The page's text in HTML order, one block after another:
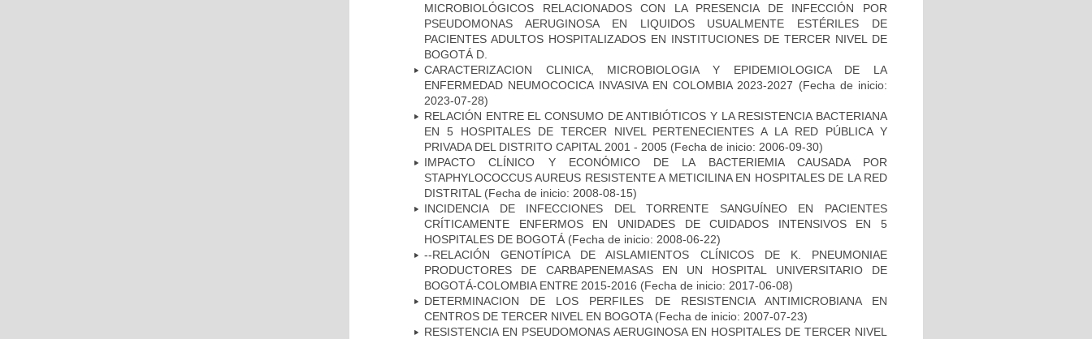
MICROBIOLÓGICOS RELACIONADOS CON LA PRESENCIA DE INFECCIÓN POR
PSEUDOMONAS AERUGINOSA EN LIQUIDOS USUALMENTE ESTÉRILES DE
PACIENTES ADULTOS HOSPITALIZADOS EN INSTITUCIONES DE TERCER NIVEL DE
BOGOTÁ D.
CARACTERIZACION CLINICA, MICROBIOLOGIA Y EPIDEMIOLOGICA DE LA
ENFERMEDAD NEUMOCOCICA INVASIVA EN COLOMBIA 2023-2027 (Fecha de inicio:
2023-07-28)
RELACIÓN ENTRE EL CONSUMO DE ANTIBIÓTICOS Y LA RESISTENCIA BACTERIANA
EN 5 HOSPITALES DE TERCER NIVEL PERTENECIENTES A LA RED PÚBLICA Y
PRIVADA DEL DISTRITO CAPITAL 2001 - 2005 (Fecha de inicio: 2006-09-30)
IMPACTO CLÍNICO Y ECONÓMICO DE LA BACTERIEMIA CAUSADA POR
STAPHYLOCOCCUS AUREUS RESISTENTE A METICILINA EN HOSPITALES DE LA RED
DISTRITAL (Fecha de inicio: 2008-08-15)
INCIDENCIA DE INFECCIONES DEL TORRENTE SANGUÍNEO EN PACIENTES
CRÍTICAMENTE ENFERMOS EN UNIDADES DE CUIDADOS INTENSIVOS EN 5
HOSPITALES DE BOGOTÁ (Fecha de inicio: 2008-06-22)
--RELACIÓN GENOTÍPICA DE AISLAMIENTOS CLÍNICOS DE K. PNEUMONIAE
PRODUCTORES DE CARBAPENEMASAS EN UN HOSPITAL UNIVERSITARIO DE
BOGOTÁ-COLOMBIA ENTRE 2015-2016 (Fecha de inicio: 2017-06-08)
DETERMINACION DE LOS PERFILES DE RESISTENCIA ANTIMICROBIANA EN
CENTROS DE TERCER NIVEL EN BOGOTA(Fecha de inicio: 2007-07-23)
RESISTENCIA EN PSEUDOMONAS AERUGINOSA EN HOSPITALES DE TERCER NIVEL